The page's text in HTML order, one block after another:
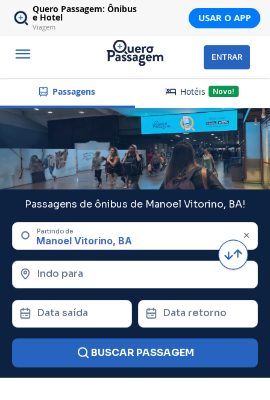
Quero Passagem: Ônibus
e Hotel
Viagem
USAR O APP
ENTRAR
Passagens Hotéis Novo!
Passagens de ônibus de Manoel Vitorino, BA!
Partindo de
Indo para
Data saída Data retorno
BUSCAR PASSAGEM